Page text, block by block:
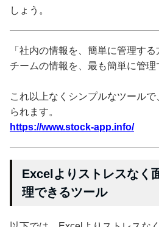
しょう。
「社内の情報を、簡単に管理する
チームの情報を、最も簡単に管理
これ以上なくシンプルなツール
られます。
https://www.stock-app.info/
Excelよりストレスなく
理できるツール